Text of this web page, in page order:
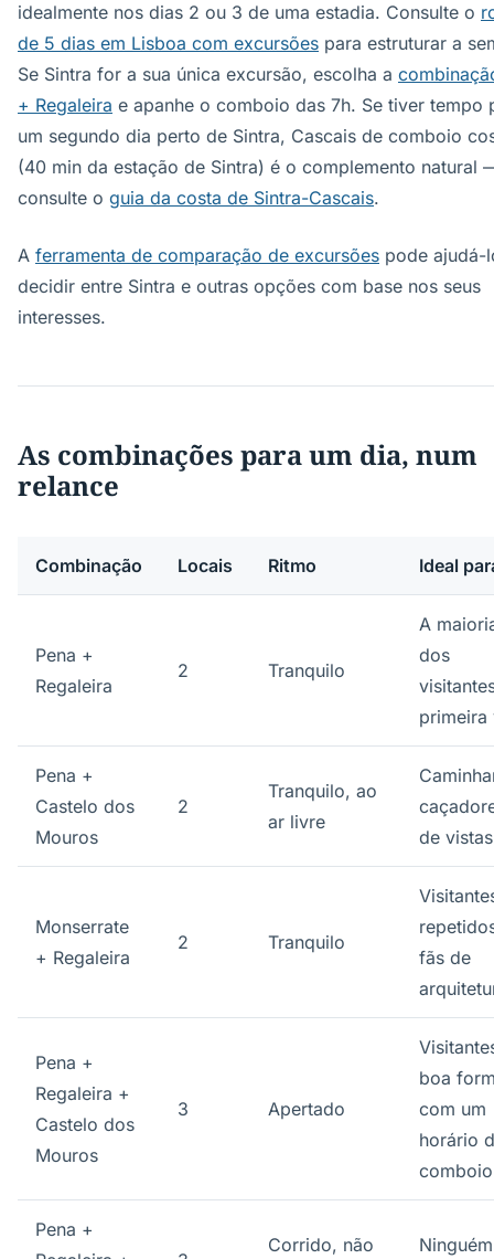
idealmente nos dias 2 ou 3 de uma estadia. Consulte o
de 5 dias em Lisboa com excursões para estruturar a
Se Sintra for a sua única excursão, escolha a
+ Regaleira e apanhe o comboio das 7h. Se tiver tempo
um segundo dia perto de Sintra, Cascais de comboio
(40 min da estação de Sintra) é o complemento natural
consulte o guia da costa de Sintra-Cascais.
A ferramenta de comparação de excursões pode ajudá-
decidir entre Sintra e outras opções com base nos seus
interesses.
As combinações para um dia, num
relance
Combinação Locais Ritmo Ideal
Pena +
Regaleira
2 Tranquilo
A
dos
primeira
Pena +
Castelo dos
Mouros
2
Tranquilo, ao
ar livre
de vistas
Monserrate
+ Regaleira
2 Tranquilo
fãs de
Pena +
Regaleira +
Castelo dos
Mouros
3 Apertado
boa
com um
horário
Pena +
Corrido, não